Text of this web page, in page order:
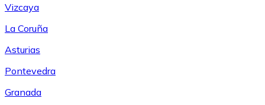
Vizcaya
La Coruña
Asturias
Pontevedra
Granada